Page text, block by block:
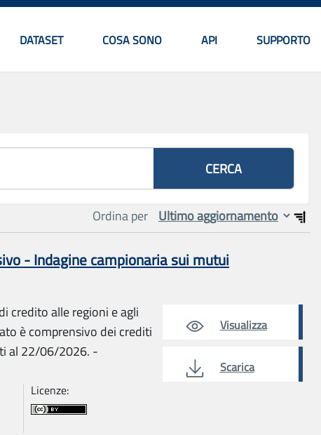
Menu principale
DATASET COSA SONO API SUPPORTO
CERCA
Ordina per
- Indagine campionaria sui mutui
credito alle regioni e agli
è comprensivo dei crediti
al 22/06/2026. -
Licenze:
Visualizza
Scarica